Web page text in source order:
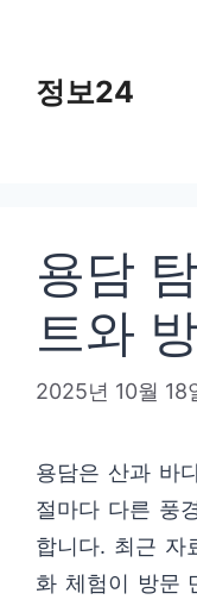
정보24
용담
트와
2025년 10월 18
용담은 산과 바
절마다 다른 풍
합니다. 최근 자
화 체험이 방문